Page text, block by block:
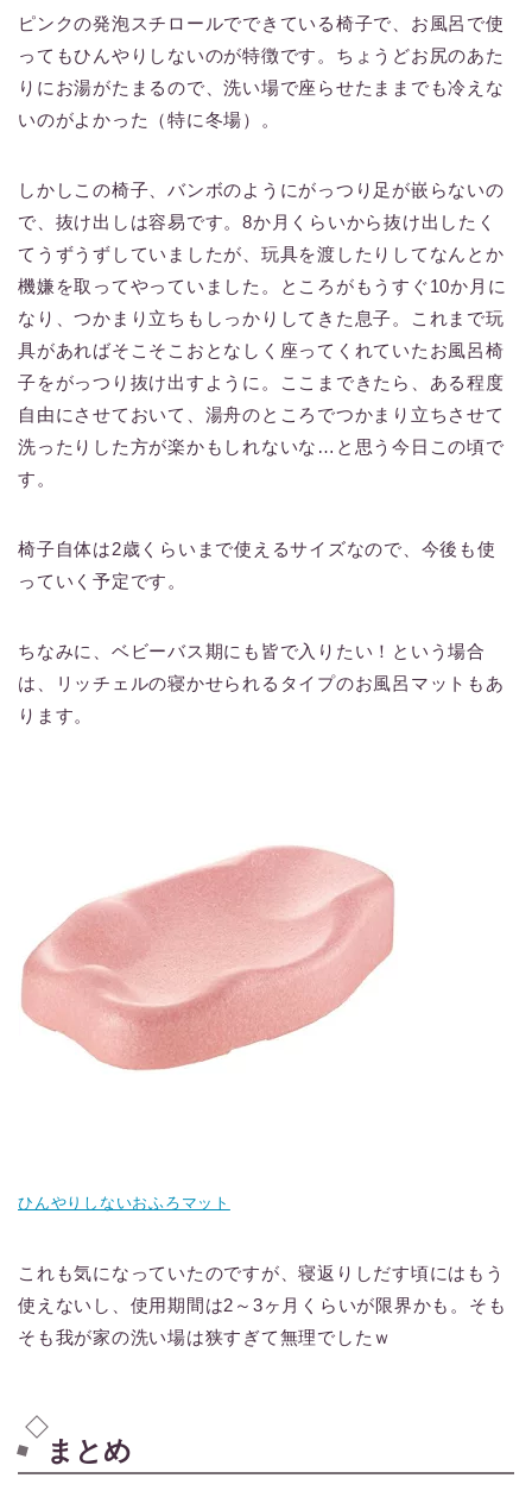
ピンクの発泡スチロールでできている椅子で、お風呂で使
ってもひんやりしないのが特徴です。ちょうどお尻のあた
りにお湯がたまるので、洗い場で座らせたままでも冷えな
いのがよかった（特に冬場）。
しかしこの椅子、バンボのようにがっつり足が嵌らないの
で、抜け出しは容易です。8か月くらいから抜け出したく
てうずうずしていましたが、玩具を渡したりしてなんとか
機嫌を取ってやっていました。ところがもうすぐ10か月に
なり、つかまり立ちもしっかりしてきた息子。これまで玩
具があればそこそこおとなしく座ってくれていたお風呂椅
子をがっつり抜け出すように。ここまできたら、ある程度
自由にさせておいて、湯舟のところでつかまり立ちさせて
洗ったりした方が楽かもしれないな…と思う今日この頃で
す。
椅子自体は2歳くらいまで使えるサイズなので、今後も使
っていく予定です。
ちなみに、ベビーバス期にも皆で入りたい！という場合
は、リッチェルの寝かせられるタイプのお風呂マットもあ
ります。
ひんやりしないおふろマット
これも気になっていたのですが、寝返りしだす頃にはもう
使えないし、使用期間は2～3ヶ月くらいが限界かも。そも
そも我が家の洗い場は狭すぎて無理でしたｗ
まとめ